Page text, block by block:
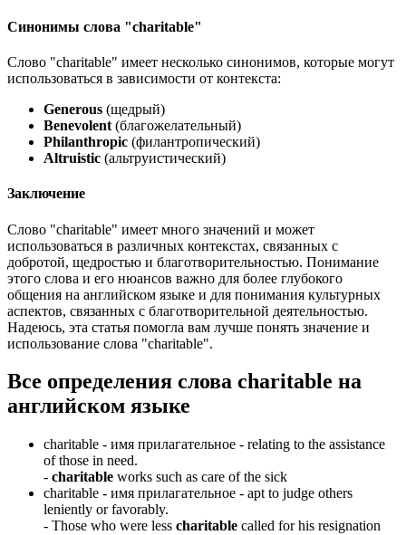
Синонимы слова "charitable"
Слово "charitable" имеет несколько синонимов, которые могут
использоваться в зависимости от контекста:
Generous (щедрый)
Benevolent (благожелательный)
Philanthropic (филантропический)
Altruistic (альтруистический)
Заключение
Слово "charitable" имеет много значений и может
использоваться в различных контекстах, связанных с
добротой, щедростью и благотворительностью. Понимание
этого слова и его нюансов важно для более глубокого
общения на английском языке и для понимания культурных
аспектов, связанных с благотворительной деятельностью.
Надеюсь, эта статья помогла вам лучше понять значение и
использование слова "charitable".
Все определения слова charitable на
английском языке
charitable - имя прилагательное - relating to the assistance
of those in need.
- charitable works such as care of the sick
charitable - имя прилагательное - apt to judge others
leniently or favorably.
- Those who were less charitable called for his resignation